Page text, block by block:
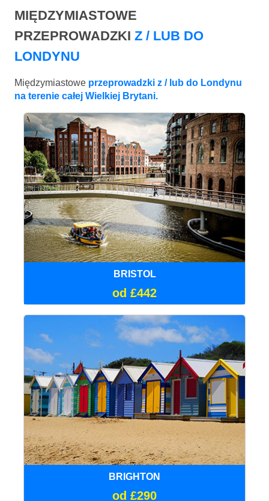
MIĘDZYMIASTOWE
PRZEPROWADZKI Z / LUB DO
LONDYNU
Międzymiastowe przeprowadzki z / lub do Londynu
na terenie całej Wielkiej Brytani.
BRISTOL
od £442
BRIGHTON
od £290